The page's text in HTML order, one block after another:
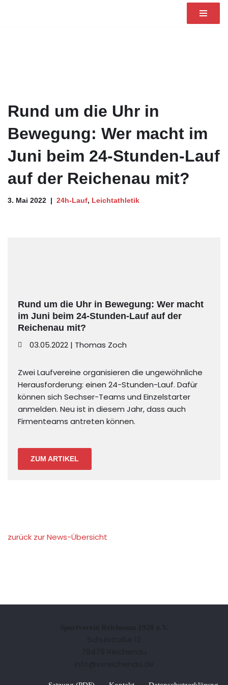
Rund um die Uhr in
Bewegung: Wer macht im
Juni beim 24-Stunden-Lauf
auf der Reichenau mit?
3. Mai 2022 24h-Lauf, Leichtathletik
Rund um die Uhr in Bewegung: Wer macht
im Juni beim 24-Stunden-Lauf auf der
Reichenau mit?
03.05.2022 | Thomas Zoch
Zwei Laufvereine organisieren die ungewöhnliche
Herausforderung: einen 24-Stunden-Lauf. Dafür
können sich Sechser-Teams und Einzelstarter
anmelden. Neu ist in diesem Jahr, dass auch
Firmenteams antreten können.
ZUM ARTIKEL
zurück zur News-Übersicht